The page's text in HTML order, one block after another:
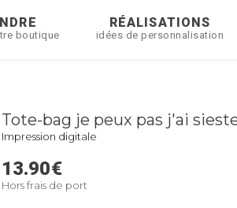
boutique
RÉALISATIONS
idées de personnalisation
Tote-bag je peux pas j'ai
Impression digitale
13.90€
Hors frais de port